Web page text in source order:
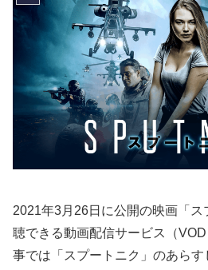
2021年3月26日に公開の映画「
聴できる動画配信サービス（
事では「スプートニク」のあら